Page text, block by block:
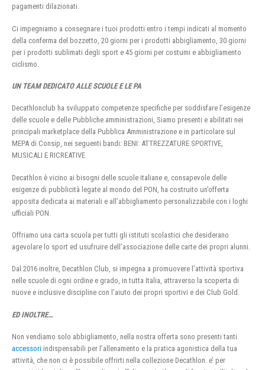
pagamenti dilazionati.
Ci impegniamo a consegnare i tuoi prodotti entro i tempi indicati al momento
della conferma del bozzetto, 20 giorni per i prodotti abbigliamento, 30 giorni
per i prodotti sublimati degli sport e 45 giorni per costumi e abbigliamento
ciclismo.
UN TEAM DEDICATO ALLE SCUOLE E LE PA
Decathlonclub ha sviluppato competenze specifiche per soddisfare l’esigenze
delle scuole e delle Pubbliche amministrazioni, Siamo presenti e abilitati nei
principali marketplace della Pubblica Amministrazione e in particolare sul
MEPA di Consip, nei seguenti bandi: BENI: ATTREZZATURE SPORTIVE,
MUSICALI E RICREATIVE
Decathlon è vicino ai bisogni delle scuole italiane e, consapevole delle
esigenze di pubblicità legate al mondo del PON, ha costruito un’offerta
apposita dedicata ai materiali e all’abbigliamento personalizzabile con i loghi
ufficiali PON.
Offriamo una carta scuola per tutti gli istituti scolastici che desiderano
agevolare lo sport ed usufruire dell’associazione delle carte dei propri alunni.
Dal 2016 inoltre, Decathlon Club, si impegna a promuovere l’attività sportiva
nelle scuole di ogni ordine e grado, in tutta Italia, attraverso la scoperta di
nuove e inclusive discipline con l’aiuto dei propri sportivi e dei Club Gold.
ED INOLTRE…
Non vendiamo solo abbigliamento, nella nostra offerta sono presenti tanti
accessori indispensabili per l’allenamento e la pratica agonistica della tua
attività, che non ci è possibile offrirti nella collezione Decathlon. e’ per